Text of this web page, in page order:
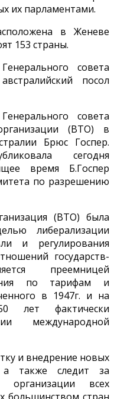
их парламентами.
в Женеве
153 страны.
совета
посол
совета
(ВТО) в
Брюс Госпер.
сегодня
время Б.Госпер
по разрешению
(ВТО) была
либерализации
и регулирования
государств-
преемницей
по тарифам и
в 1947г. и на
лет фактически
международной
и внедрение новых
а также следит за
организации всех